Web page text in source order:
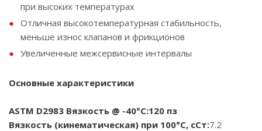
при высоких температурах
Отличная высокотемпературная стабильность,
меньше износ клапанов и фрикционов
Увеличенные межсервисные интервалы
Основные характеристики
ASTM D2983 Вязкость @ -40°C:120 пз
Вязкость (кинематическая) при 100°C, сСт:7.2